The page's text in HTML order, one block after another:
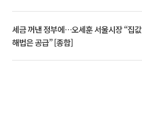
세금 꺼낸 정부에…오세훈 서울시장 “집값
해법은 공급” [종합]